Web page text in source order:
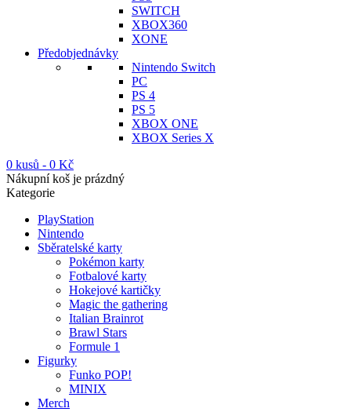
SWITCH
XBOX360
XONE
Předobjednávky
Nintendo Switch
PC
PS 4
PS 5
XBOX ONE
XBOX Series X
0 kusů - 0 Kč
Nákupní koš je prázdný
Kategorie
PlayStation
Nintendo
Sběratelské karty
Pokémon karty
Fotbalové karty
Hokejové kartičky
Magic the gathering
Italian Brainrot
Brawl Stars
Formule 1
Figurky
Funko POP!
MINIX
Merch